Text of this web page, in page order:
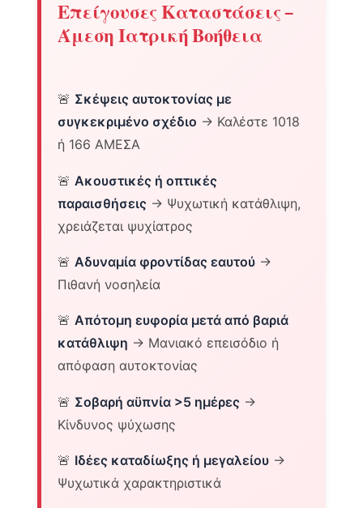
Επείγουσες Καταστάσεις –
Άμεση Ιατρική Βοήθεια
🚨 Σκέψεις αυτοκτονίας με
συγκεκριμένο σχέδιο → Καλέστε 1018
ή 166 ΑΜΕΣΑ
🚨 Ακουστικές ή οπτικές
παραισθήσεις → Ψυχωτική κατάθλιψη,
χρειάζεται ψυχίατρος
🚨 Αδυναμία φροντίδας εαυτού →
Πιθανή νοσηλεία
🚨Απότομη ευφορία μετά από βαριά
κατάθλιψη → Μανιακό επεισόδιο ή
απόφαση αυτοκτονίας
🚨 Σοβαρή αϋπνία >5 ημέρες →
Κίνδυνος ψύχωσης
🚨 Ιδέες καταδίωξης ή μεγαλείου →
Ψυχωτικά χαρακτηριστικά